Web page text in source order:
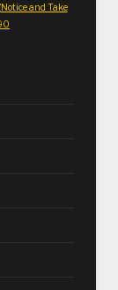
and Take